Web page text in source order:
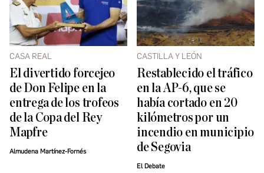
CASA REAL
El divertido forcejeo
de Don Felipe en la
entrega de los trofeos
de la Copa del Rey
Mapfre
Almudena Martínez-Fornés
CASTILLA Y LEÓN
Restablecido el tráfico
en la AP-6, que se
había cortado en 20
kilómetros por un
incendio en municipio
de Segovia
El Debate